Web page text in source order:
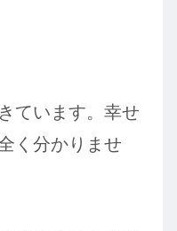
ています。幸せ
く分かりませ